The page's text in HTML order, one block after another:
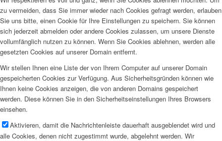
zu vermeiden, dass Sie immer wieder nach Cookies gefragt werden, erlauben
Sie uns bitte, einen Cookie für Ihre Einstellungen zu speichern. Sie können
sich jederzeit abmelden oder andere Cookies zulassen, um unsere Dienste
vollumfänglich nutzen zu können. Wenn Sie Cookies ablehnen, werden alle
gesetzten Cookies auf unserer Domain entfernt.
Wir stellen Ihnen eine Liste der von Ihrem Computer auf unserer Domain
gespeicherten Cookies zur Verfügung. Aus Sicherheitsgründen können wie
Ihnen keine Cookies anzeigen, die von anderen Domains gespeichert
werden. Diese können Sie in den Sicherheitseinstellungen Ihres Browsers
einsehen.
Aktivieren, damit die Nachrichtenleiste dauerhaft ausgeblendet wird und
alle Cookies, denen nicht zugestimmt wurde, abgelehnt werden. Wir